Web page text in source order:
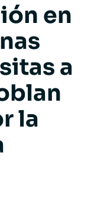
en
a
la